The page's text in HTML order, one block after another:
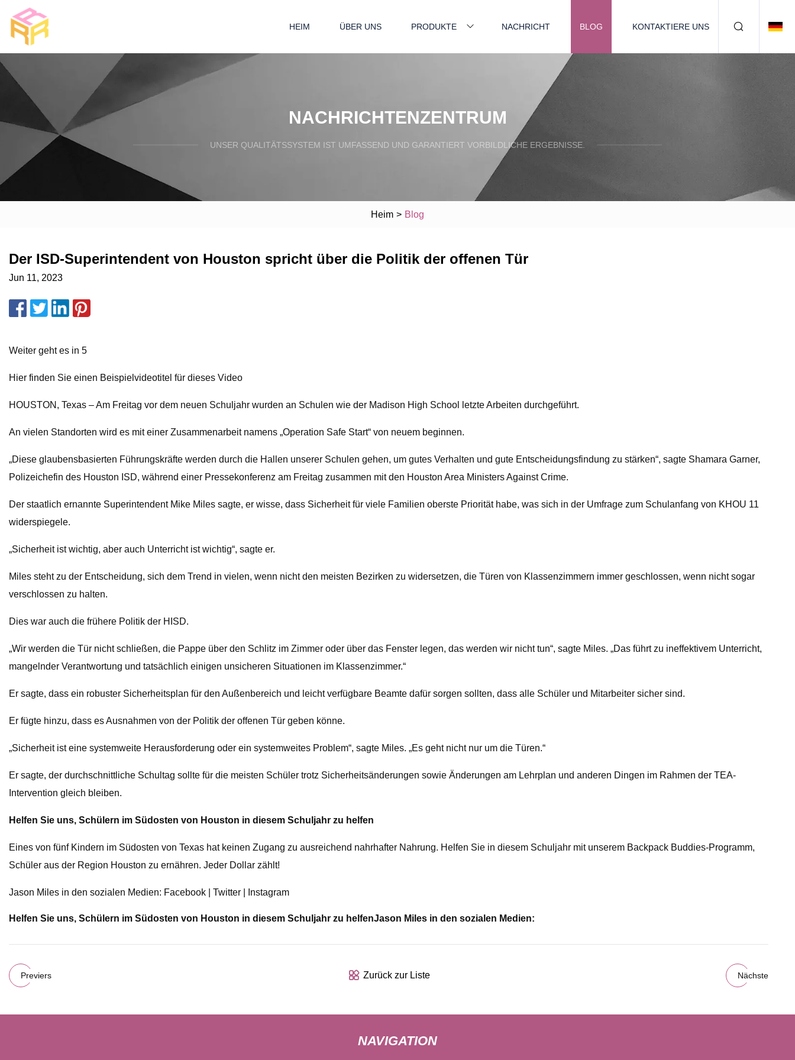
HEIM ÜBER UNS PRODUKTE NACHRICHT BLOG KONTAKTIERE UNS
NACHRICHTENZENTRUM
UNSER QUALITÄTSSYSTEM IST UMFASSEND UND GARANTIERT VORBILDLICHE ERGEBNISSE.
Heim > Blog
Der ISD-Superintendent von Houston spricht über die Politik der offenen Tür
Jun 11, 2023
Weiter geht es in 5
Hier finden Sie einen Beispielvideotitel für dieses Video
HOUSTON, Texas – Am Freitag vor dem neuen Schuljahr wurden an Schulen wie der Madison High School letzte Arbeiten durchgeführt.
An vielen Standorten wird es mit einer Zusammenarbeit namens „Operation Safe Start“ von neuem beginnen.
„Diese glaubensbasierten Führungskräfte werden durch die Hallen unserer Schulen gehen, um gutes Verhalten und gute Entscheidungsfindung zu stärken“, sagte Shamara Garner,
Polizeichefin des Houston ISD, während einer Pressekonferenz am Freitag zusammen mit den Houston Area Ministers Against Crime.
Der staatlich ernannte Superintendent Mike Miles sagte, er wisse, dass Sicherheit für viele Familien oberste Priorität habe, was sich in der Umfrage zum Schulanfang von KHOU 11
widerspiegele.
„Sicherheit ist wichtig, aber auch Unterricht ist wichtig“, sagte er.
Miles steht zu der Entscheidung, sich dem Trend in vielen, wenn nicht den meisten Bezirken zu widersetzen, die Türen von Klassenzimmern immer geschlossen, wenn nicht sogar
verschlossen zu halten.
Dies war auch die frühere Politik der HISD.
„Wir werden die Tür nicht schließen, die Pappe über den Schlitz im Zimmer oder über das Fenster legen, das werden wir nicht tun“, sagte Miles. „Das führt zu ineffektivem Unterricht,
mangelnder Verantwortung und tatsächlich einigen unsicheren Situationen im Klassenzimmer.“
Er sagte, dass ein robuster Sicherheitsplan für den Außenbereich und leicht verfügbare Beamte dafür sorgen sollten, dass alle Schüler und Mitarbeiter sicher sind.
Er fügte hinzu, dass es Ausnahmen von der Politik der offenen Tür geben könne.
„Sicherheit ist eine systemweite Herausforderung oder ein systemweites Problem“, sagte Miles. „Es geht nicht nur um die Türen.“
Er sagte, der durchschnittliche Schultag sollte für die meisten Schüler trotz Sicherheitsänderungen sowie Änderungen am Lehrplan und anderen Dingen im Rahmen der TEA-
Intervention gleich bleiben.
Helfen Sie uns, Schülern im Südosten von Houston in diesem Schuljahr zu helfen
Eines von fünf Kindern im Südosten von Texas hat keinen Zugang zu ausreichend nahrhafter Nahrung. Helfen Sie in diesem Schuljahr mit unserem Backpack Buddies-Programm,
Schüler aus der Region Houston zu ernähren. Jeder Dollar zählt!
Jason Miles in den sozialen Medien: Facebook | Twitter | Instagram
Helfen Sie uns, Schülern im Südosten von Houston in diesem Schuljahr zu helfenJason Miles in den sozialen Medien:
Previers Zurück zur Liste Nächste
NAVIGATION